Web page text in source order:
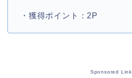
・獲得ポイント：2P
Sponsored Link